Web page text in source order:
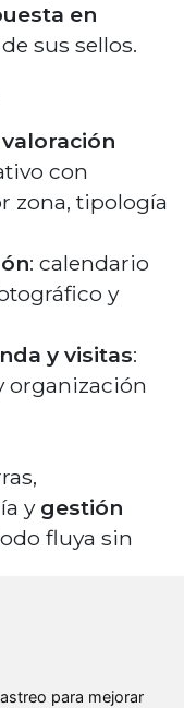
para mejorar
en
sus sellos.
con
zona, tipología
: calendario
y
y visitas:
organización
y gestión
fluya sin